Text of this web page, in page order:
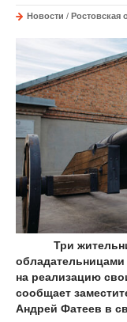
Новости / Ростовская
Три
обладательницами
на реализацию
сообщает
Андрей Фатеев в